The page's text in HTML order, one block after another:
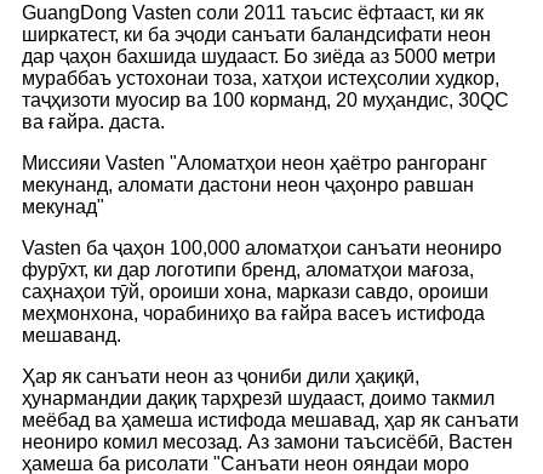
GuangDong Vasten соли 2011 таъсис ёфтааст, ки як
ширкатест, ки ба эҷоди санъати баландсифати неон
дар ҷаҳон бахшида шудааст. Бо зиёда аз 5000 метри
мураббаъ устохонаи тоза, хатҳои истеҳсолии худкор,
таҷҳизоти муосир ва 100 корманд, 20 муҳандис, 30QC
ва ғайра. даста.
Миссияи Vasten "Аломатҳои неон ҳаётро рангоранг
мекунанд, аломати дастони неон ҷаҳонро равшан
мекунад"
Vasten ба ҷаҳон 100,000 аломатҳои санъати неониро
фурӯхт, ки дар логотипи бренд, аломатҳои мағоза,
саҳнаҳои тӯй, ороиши хона, маркази савдо, ороиши
меҳмонхона, чорабиниҳо ва ғайра васеъ истифода
мешаванд.
Ҳар як санъати неон аз ҷониби дили ҳақиқӣ,
ҳунармандии дақиқ тарҳрезӣ шудааст, доимо такмил
меёбад ва ҳамеша истифода мешавад, ҳар як санъати
неониро комил месозад. Аз замони таъсисёбӣ, Вастен
ҳамеша ба рисолати "Санъати неон ояндаи моро